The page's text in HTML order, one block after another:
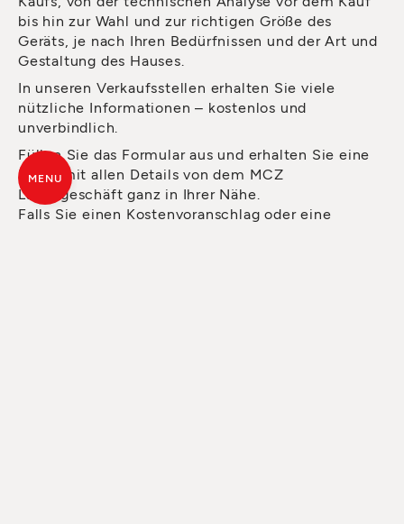
bis hin zur Wahl und zur richtigen Größe des
Geräts, je nach Ihren Bedürfnissen und der Art und
Gestaltung des Hauses.
In unseren Verkaufsstellen erhalten Sie viele
nützliche Informationen – kostenlos und
unverbindlich.
Füllen Sie das Formular aus und erhalten Sie eine
Email mit allen Details von dem MCZ
Ladengeschäft ganz in Ihrer Nähe.
Falls Sie einen Kostenvoranschlag oder eine
MENU